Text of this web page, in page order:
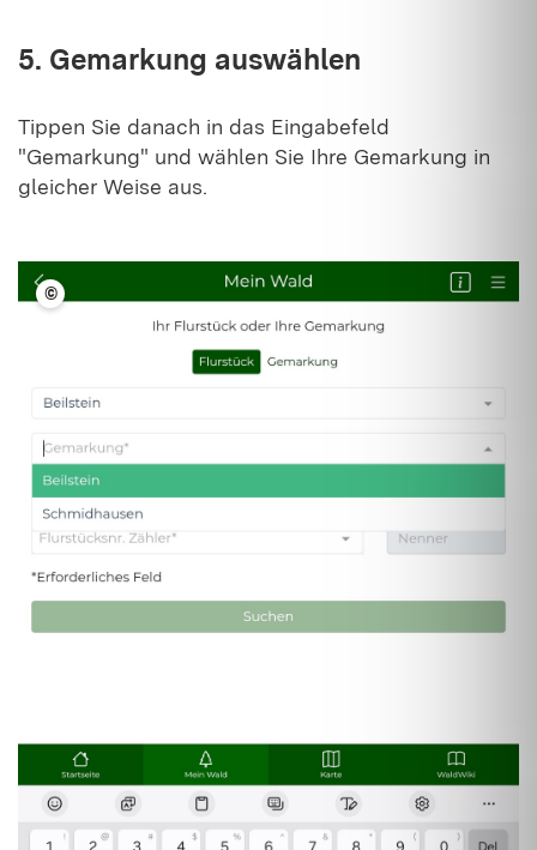
5. Gemarkung auswählen
Tippen Sie danach in das Eingabefeld
"Gemarkung" und wählen Sie Ihre Gemarkung in
gleicher Weise aus.
©